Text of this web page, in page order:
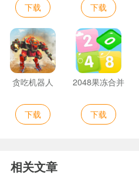
下载 下载
贪吃机器人
下载
2048果冻合并
下载
相关文章